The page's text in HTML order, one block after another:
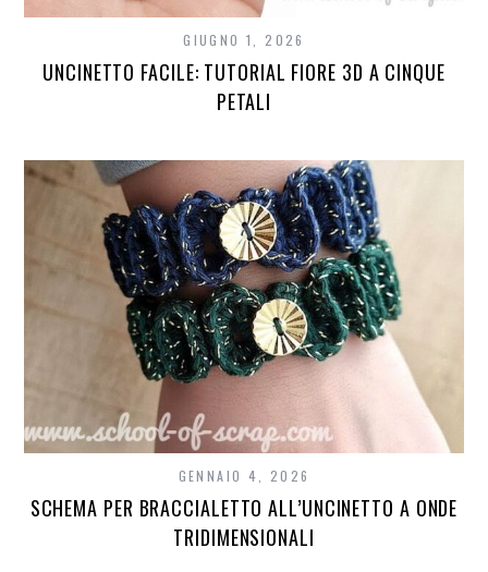
GIUGNO 1, 2026
UNCINETTO FACILE: TUTORIAL FIORE 3D A CINQUE
PETALI
GENNAIO 4, 2026
SCHEMA PER BRACCIALETTO ALL’UNCINETTO A ONDE
TRIDIMENSIONALI